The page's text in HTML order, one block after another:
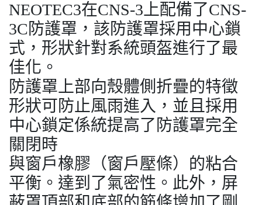
NEOTEC3在CNS-3上配備了CNS-
3C防護罩，該防護罩採用中心鎖
式，形狀針對系統頭盔進行了最
佳化。
防護罩上部向殼體側折疊的特徵
形狀可防止風雨進入，並且採用
中心鎖定係統提高了防護罩完全
關閉時
與窗戶橡膠（窗戶壓條）的粘合
平衡。達到了氣密性。此外，屏